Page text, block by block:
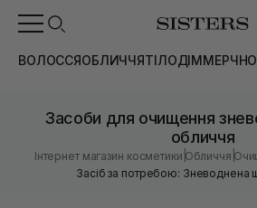
ВОЛОССЯОБЛИЧЧЯТІЛОДІММЕРЧ
Засоби для очищення
обличчя
Інтернет магазин косметики |Обличчя |
Засіб за потребою: Зневоднена